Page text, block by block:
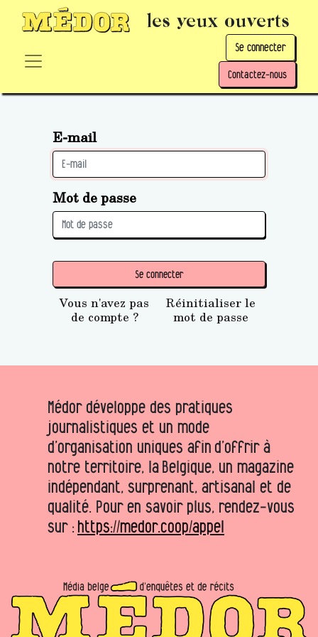
les yeux ouverts
Se connecter
Contactez-nous
E-mail
Mot de passe
Se connecter
Vous n'avez pas
de compte ?
Réinitialiser le
mot de passe
Médor développe des pratiques
journalistiques et un mode
d’organisation uniques afin d’offrir à
notre territoire, la Belgique, un magazine
indépendant, surprenant, artisanal et de
qualité. Pour en savoir plus, rendez-vous
sur : https://medor.coop/appel